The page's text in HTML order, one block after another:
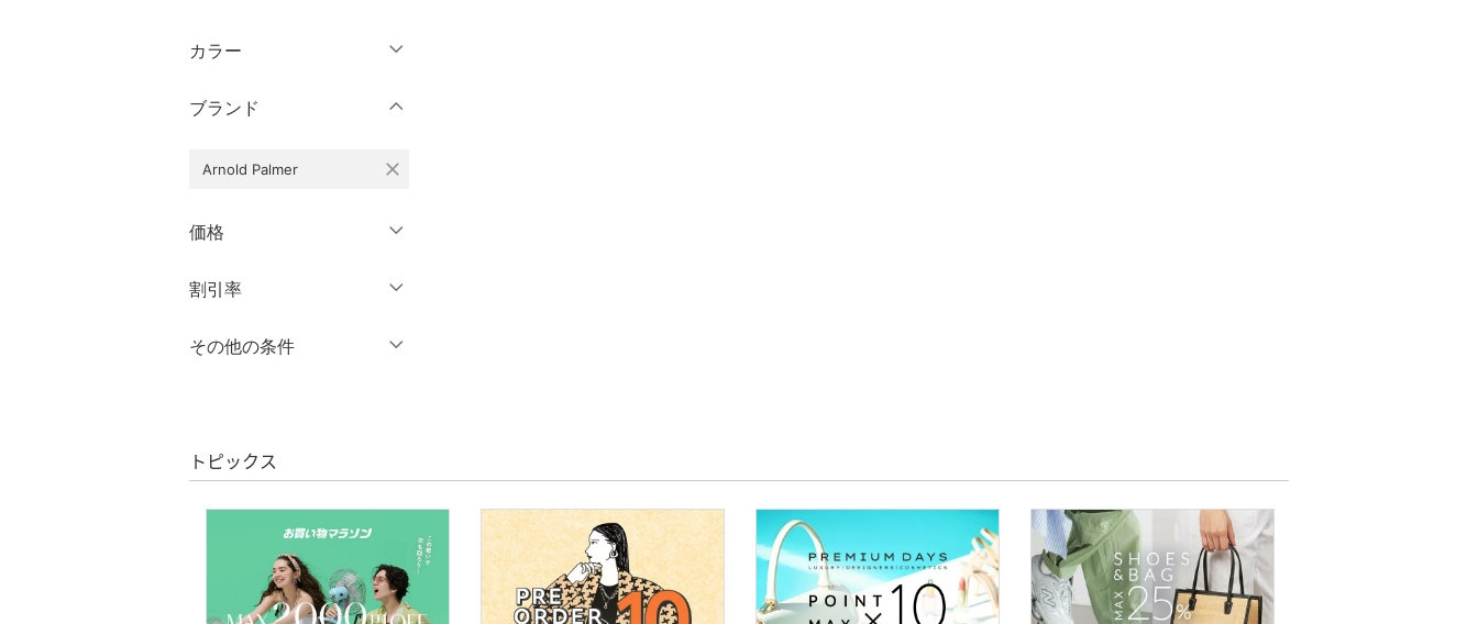
パンツ
ワンピース・ドレス
スカート
ーオール
バッグ
アクセサリー・腕時計
財布・ポーチ・ケース
カラー
クリア
ブランド
Arnold Palmer close
価格
絞り込み
割引率
％OFF～ ％OFF
その他の条件
クリア 絞り込み
トピックス